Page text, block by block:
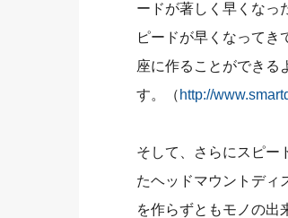
ードが著しく早くなっ
ピードが早くなってき
座に作ることができる
す。（ http://
そして、さらにスピー
たヘッドマウントディ
を作らずともモノの出